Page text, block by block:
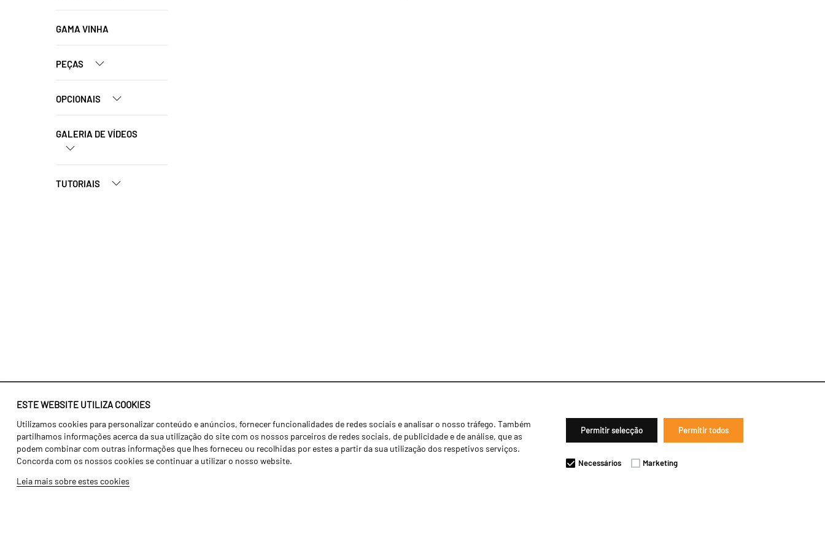
ESTE WEBSITE UTILIZA COOKIES
Utilizamos cookies para personalizar conteúdo e anúncios, fornecer funcionalidades de redes sociais e analisar o nosso tráfego. Também
partilhamos informações acerca da sua utilização do site com os nossos parceiros de redes sociais, de publicidade e de análise, que as
podem combinar com outras informações que lhes forneceu ou recolhidas por estes a partir da sua utilização dos respetivos serviços.
Concorda com os nossos cookies se continuar a utilizar o nosso website.
Leia mais sobre estes cookies
Permitir selecção Permitir todos
Necessários Marketing
GAMA VINHA
PEÇAS
OPCIONAIS
GALERIA DE VÍDEOS
TUTORIAIS
Identidade
História
Fábrica / Produção
Recursos Humanos
Agricultura
Transportes
Gama Floresta
Notícias
Concessionários